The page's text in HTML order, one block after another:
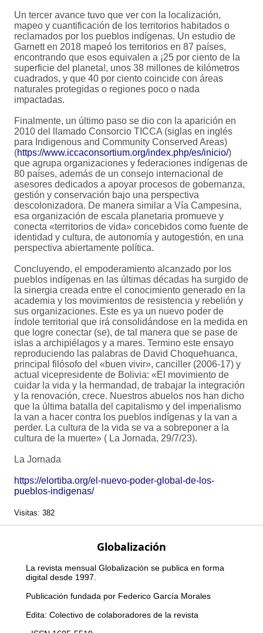
Un tercer avance tuvo que ver con la localización,
mapeo y cuantificación de los territorios habitados o
reclamados por los pueblos indígenas. Un estudio de
Garnett en 2018 mapeó los territorios en 87 países,
encontrando que esos equivalen a ¡25 por ciento de la
superficie del planeta!, unos 38 millones de kilómetros
cuadrados, y que 40 por ciento coincide con áreas
naturales protegidas o regiones poco o nada
impactadas.
Finalmente, un último paso se dio con la aparición en
2010 del llamado Consorcio TICCA (siglas en inglés
para Indigenous and Community Conserved Areas)
(https://www.iccaconsortium.org/index.php/es/inicio/)
que agrupa organizaciones y federaciones indígenas de
80 países, además de un consejo internacional de
asesores dedicados a apoyar procesos de gobernanza,
gestión y conservación bajo una perspectiva
descolonizadora. De manera similar a Vía Campesina,
esa organización de escala planetaria promueve y
conecta «territorios de vida» concebidos como fuente de
identidad y cultura, de autonomía y autogestión, en una
perspectiva abiertamente política.
Concluyendo, el empoderamiento alcanzado por los
pueblos indígenas en las últimas décadas ha surgido de
la sinergia creada entre el conocimiento generado en la
academia y los movimientos de resistencia y rebelión y
sus organizaciones. Este es ya un nuevo poder de
índole territorial que irá consolidándose en la medida en
que logre conectar (se), de tal manera que se pase de
islas a archipiélagos y a mares. Termino este ensayo
reproduciendo las palabras de David Choquehuanca,
principal filósofo del «buen vivir», canciller (2006-17) y
actual vicepresidente de Bolivia: «El movimiento de
cuidar la vida y la hermandad, de trabajar la integración
y la renovación, crece. Nuestros abuelos nos han dicho
que la última batalla del capitalismo y del imperialismo
la van a hacer contra los pueblos indígenas y la van a
perder. La cultura de la vida se va a sobreponer a la
cultura de la muerte» ( La Jornada, 29/7/23).
La Jornada
https://elortiba.org/el-nuevo-poder-global-de-los-
pueblos-indigenas/
Visitas: 382
Globalización
La revista mensual Globalización se publica en forma
digital desde 1997.
Publicación fundada por Federico García Morales
Edita: Colectivo de colaboradores de la revista